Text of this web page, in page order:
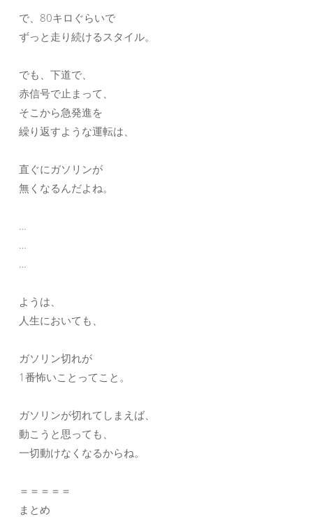
で、80キロぐらいで
ずっと走り続けるスタイル。
でも、下道で、
赤信号で止まって、
そこから急発進を
繰り返すような運転は、
直ぐにガソリンが
無くなるんだよね。
…
…
…
ようは、
人生においても、
ガソリン切れが
1番怖いことってこと。
ガソリンが切れてしまえば、
動こうと思っても、
一切動けなくなるからね。
＝＝＝＝＝
まとめ